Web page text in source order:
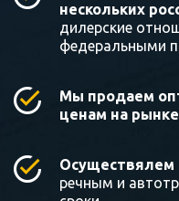
нескольких
дилерские
федеральными
Мы продаем
ценам на рынке
Осуществялем
речным и